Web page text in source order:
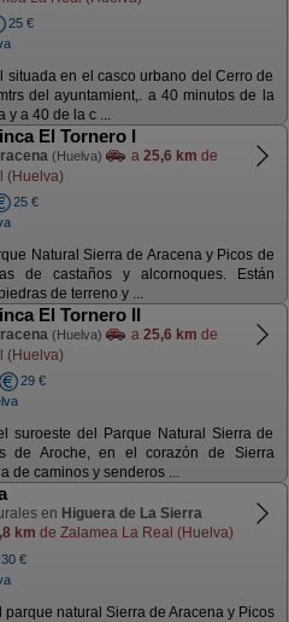
25 €
situada en el casco urbano del Cerro de
del ayuntamient,. a 40 minutos de la
y a 40 de la c ...
El Tornero I
(Huelva) a 25,6 km de
(Huelva)
25 €
Natural Sierra de Aracena y Picos de
de castaños y alcornoques. Están
de terreno y ...
El Tornero II
(Huelva) a 25,6 km de
(Huelva)
29 €
suroeste del Parque Natural Sierra de
de Aroche, en el corazón de Sierra
de caminos y senderos ...
en Higuera de La Sierra
km de Zalamea La Real (Huelva)
30 €
parque natural Sierra de Aracena y Picos